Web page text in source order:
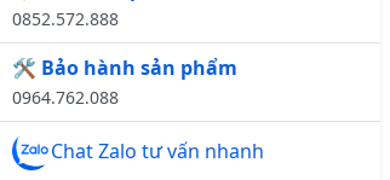
0852.572.888
🛠️ Bảo hành sản phẩm
0964.762.088
Chat Zalo tư vấn nhanh